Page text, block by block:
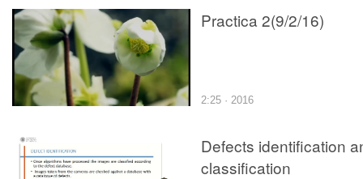
Practica 2(9/2/16)
2:25 · 2016
Defects identification
classification